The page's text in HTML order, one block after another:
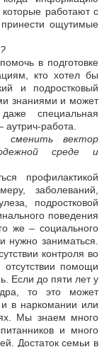
работают с
ощутимые
в подготовке
кто хотел бы
и подростковый
знаниями и может
специальная
аутрич-работа.
сменить вектор
среде и
профилактикой
заболеваний,
подростковой
поведения
же – социального
нужно заниматься.
контроля во
помощи
Если до пяти лет у
то это может
и в наркомании или
Мы знаем много
и много
Достаток семьи в